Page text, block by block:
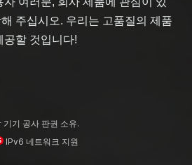
주십시오. 우리는 고품질의 제품
공할 것입니다!
기 공사 판권 소유.
IPv6 네트워크 지원